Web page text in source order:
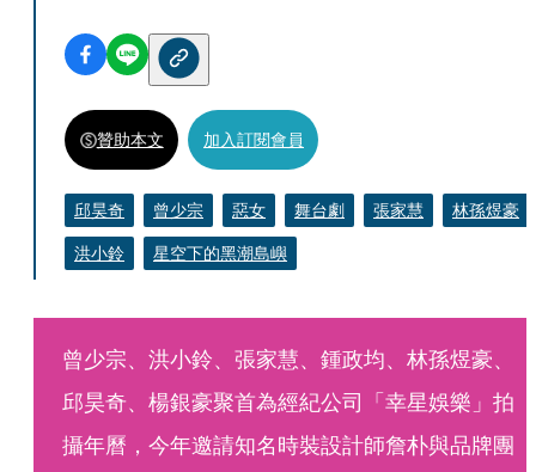
贊助本文 加入訂閱會員
邱昊奇 曾少宗 惡女 舞台劇 張家慧
林孫煜豪
洪小鈴
星空下的黑潮島嶼
曾少宗、洪小鈴、張家慧、鍾政均、林孫煜豪、
邱昊奇、楊銀豪聚首為經紀公司「幸星娛樂」拍
攝年曆，今年邀請知名時裝設計師詹朴與品牌團